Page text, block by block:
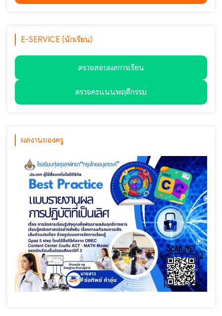
E-SERVICE (นักเรียน)
ตรวจสอบผลการเรียน
ตรวจคะแนนพฤติกรรม
ผลงานของครู